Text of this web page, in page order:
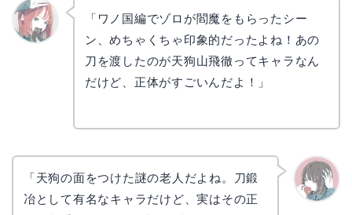
「ワノ国編でゾロが閻魔をもらったシー
ン、めちゃくちゃ印象的だったよね！あの
刀を渡したのが天狗山飛徹ってキャラなん
だけど、正体がすごいんだよ！」
「天狗の面をつけた謎の老人だよね。刀鍛
冶として有名なキャラだけど、実はその正